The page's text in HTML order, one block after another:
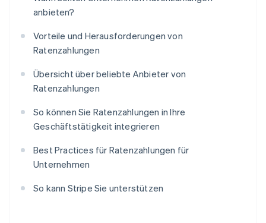
anbieten?
Vorteile und Herausforderungen von
Ratenzahlungen
Übersicht über beliebte Anbieter von
Ratenzahlungen
So können Sie Ratenzahlungen in Ihre
Geschäftstätigkeit integrieren
Best Practices für Ratenzahlungen für
Unternehmen
So kann Stripe Sie unterstützen